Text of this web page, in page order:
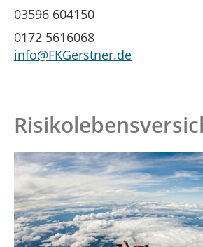
03596 604150
0172 5616068
info@FKGerstner.de